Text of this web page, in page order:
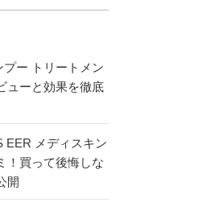
ー トリートメン
ューと効果を徹底
EER メディスキン
！買って後悔しな
開